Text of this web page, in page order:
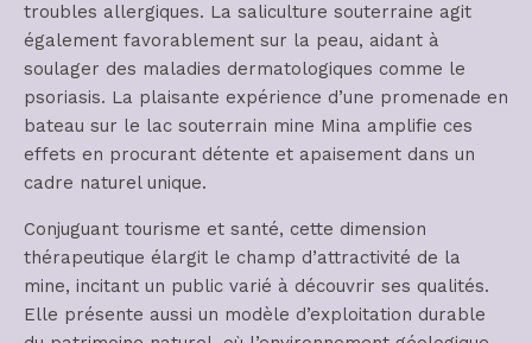
troubles allergiques. La saliculture souterraine agit
également favorablement sur la peau, aidant à
soulager des maladies dermatologiques comme le
psoriasis. La plaisante expérience d’une promenade en
bateau sur le lac souterrain mine Mina amplifie ces
effets en procurant détente et apaisement dans un
cadre naturel unique.
Conjuguant tourisme et santé, cette dimension
thérapeutique élargit le champ d’attractivité de la
mine, incitant un public varié à découvrir ses qualités.
Elle présente aussi un modèle d’exploitation durable